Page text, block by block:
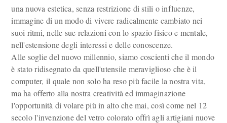
una nuova estetica, senza restrizione di stili o influenze,
immagine di un modo di vivere radicalmente cambiato nei
suoi ritmi, nelle sue relazioni con lo spazio fisico e mentale,
nell'estensione degli interessi e delle conoscenze.
Alle soglie del nuovo millennio, siamo coscienti che il mondo
è stato ridisegnato da quell'utensile meraviglioso che è il
computer, il quale non solo ha reso più facile la nostra vita,
ma ha offerto alla nostra creatività ed immaginazione
l'opportunità di volare più in alto che mai, così come nel 12
secolo l'invenzione del vetro colorato offrì agli artigiani nuove